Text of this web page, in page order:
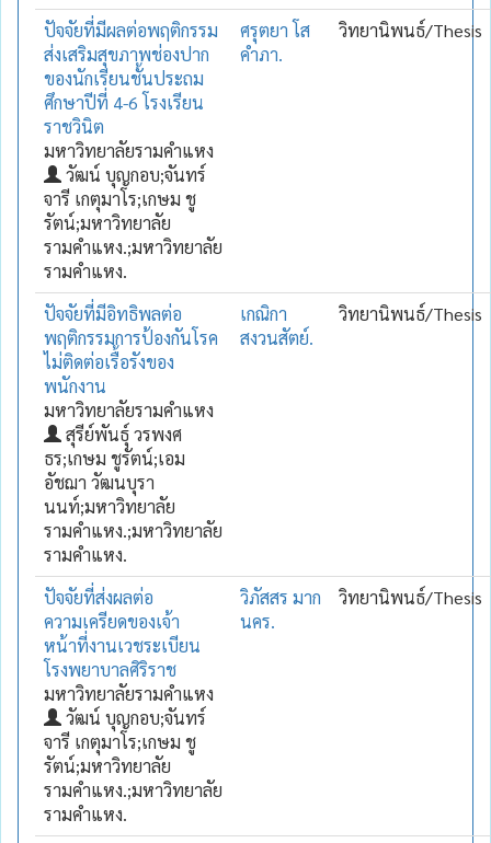
ปัจจัยที่มีผลต่อพฤติกรรม
ส่งเสริมสุขภาพช่องปาก
ของนักเรียนชั้นประถม
ศึกษาปีที่ 4-6 โรงเรียน
ราชวินิต
มหาวิทยาลัยรามคำแหง
วัฒน์ บุญกอบ;จันทร์
จารี เกตุมาโร;เกษม ชู
รัตน์;มหาวิทยาลัย
รามคำแหง.;มหาวิทยาลัย
รามคำแหง.
ศรุตยา โส
คำภา.
วิทยานิพนธ์/Thesis
ปัจจัยที่มีอิทธิพลต่อ
พฤติกรรมการป้องกันโรค
ไม่ติดต่อเรื้อรังของ
พนักงาน
มหาวิทยาลัยรามคำแหง
สุรีย์พันธุ์ วรพงศ
ธร;เกษม ชูรัตน์;เอม
อัชฌา วัฒนบุรา
นนท์;มหาวิทยาลัย
รามคำแหง.;มหาวิทยาลัย
รามคำแหง.
เกณิกา
สงวนสัตย์.
วิทยานิพนธ์/Thesis
ปัจจัยที่ส่งผลต่อ
ความเครียดของเจ้า
หน้าที่งานเวชระเบียน
โรงพยาบาลศิริราช
มหาวิทยาลัยรามคำแหง
วัฒน์ บุญกอบ;จันทร์
จารี เกตุมาโร;เกษม ชู
รัตน์;มหาวิทยาลัย
รามคำแหง.;มหาวิทยาลัย
รามคำแหง.
วิภัสสร มาก
นคร.
วิทยานิพนธ์/Thesis